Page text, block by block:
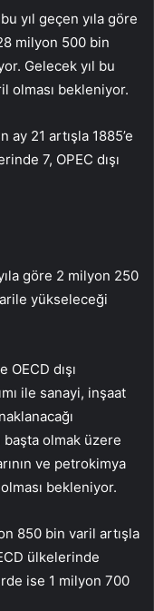
yıl geçen yıla göre
milyon 500 bin
Gelecek yıl bu
olması bekleniyor.
ay 21 artışla 1885’e
7, OPEC dışı
göre 2 milyon 250
yükseleceği
dışı
ile sanayi, inşaat
olmak üzere
ve petrokimya
bekleniyor.
850 bin varil artışla
ülkelerinde
ise 1 milyon 700